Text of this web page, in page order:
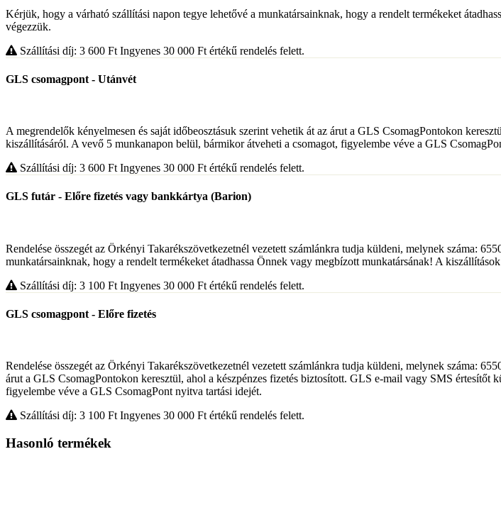
Kérjük, hogy a várható szállítási napon tegye lehetővé a munkatársainknak, hogy a rendelt termékeket
végezzük.
Szállítási díj: 3 600 Ft Ingyenes 30 000 Ft értékű rendelés felett.
GLS csomagpont - Utánvét
A megrendelők kényelmesen és saját időbeosztásuk szerint vehetik át az árut a GLS CsomagPontokon
kiszállításáról. A vevő 5 munkanapon belül, bármikor átveheti a csomagot, figyelembe véve a GLS
Szállítási díj: 3 600 Ft Ingyenes 30 000 Ft értékű rendelés felett.
GLS futár - Előre fizetés vagy bankkártya (Barion)
Rendelése összegét az Örkényi Takarékszövetkezetnél vezetett számlánkra tudja küldeni, melynek száma:
munkatársainknak, hogy a rendelt termékeket átadhassa Önnek vagy megbízott munkatársának! A
Szállítási díj: 3 100 Ft Ingyenes 30 000 Ft értékű rendelés felett.
GLS csomagpont - Előre fizetés
Rendelése összegét az Örkényi Takarékszövetkezetnél vezetett számlánkra tudja küldeni, melynek száma:
árut a GLS CsomagPontokon keresztül, ahol a készpénzes fizetés biztosított. GLS e-mail vagy SMS
figyelembe véve a GLS CsomagPont nyitva tartási idejét.
Szállítási díj: 3 100 Ft Ingyenes 30 000 Ft értékű rendelés felett.
Hasonló termékek